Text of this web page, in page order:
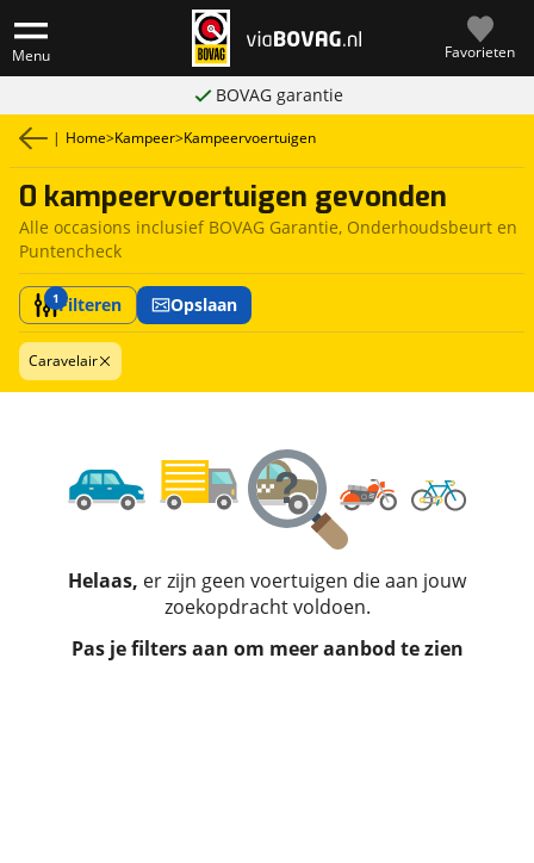
Menu Favorieten
BOVAG garantie
| Home>Kampeer>Kampeervoertuigen
0 kampeervoertuigen gevonden
Alle occasions inclusief BOVAG Garantie, Onderhoudsbeurt en
Puntencheck
1Filteren Opslaan
Caravelair
Helaas, er zijn geen voertuigen die aan jouw
zoekopdracht voldoen.
Pas je filters aan om meer aanbod te zien